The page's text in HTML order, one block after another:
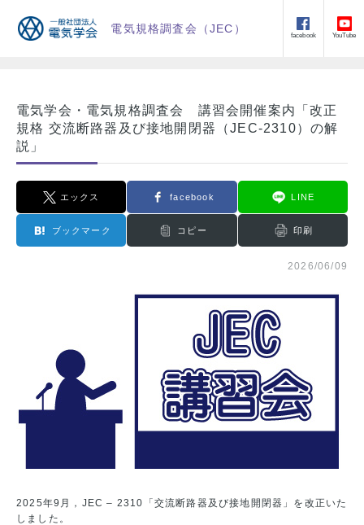
電気規格調査会（JEC）
facebook YouTube
電気学会・電気規格調査会 講習会開催案内「改正
規格 交流断路器及び接地開閉器（JEC-2310）の解
説」
エックス facebook LINE
ブックマーク コピー 印刷
2026/06/09
2025年9月，JEC – 2310「交流断路器及び接地開閉器」を改正いた
しました。